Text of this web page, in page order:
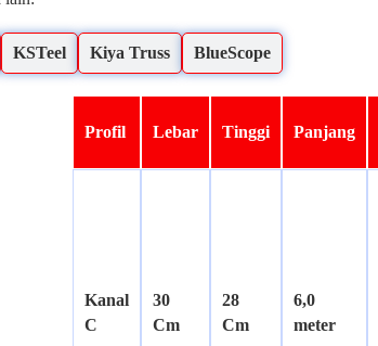
KSTeel Kiya Truss BlueScope
Profil Lebar Tinggi Panjang
Kanal
C
30
Cm
28
Cm
6,0
meter